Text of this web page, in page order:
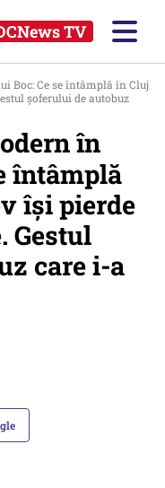
TV
Boc: Ce se întâmplă în Cluj
șoferului de autobuz
în
întâmplă
își pierde
Gestul
care i-a